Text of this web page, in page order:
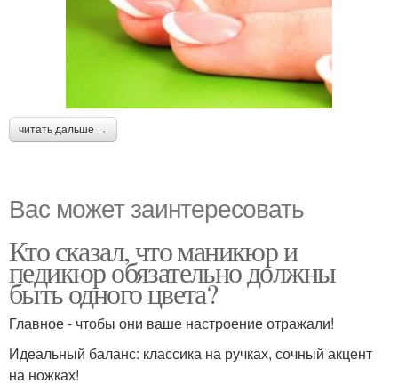
читать дальше →
Вас может заинтересовать
Кто сказал, что маникюр и
педикюр обязательно должны
быть одного цвета?
Главное - чтобы они ваше настроение отражали!
Идеальный баланс: классика на ручках, сочный акцент
на ножках!